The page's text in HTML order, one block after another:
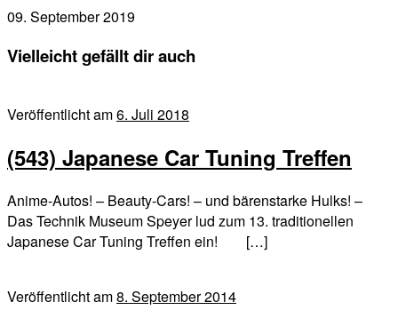
09. September 2019
Vielleicht gefällt dir auch
Veröffentlicht am6. Juli 2018
(543) Japanese Car Tuning Treffen
Anime-Autos! – Beauty-Cars! – und bärenstarke Hulks! –
Das Technik Museum Speyer lud zum 13. traditionellen
Japanese Car Tuning Treffen ein! […]
Veröffentlicht am8. September 2014